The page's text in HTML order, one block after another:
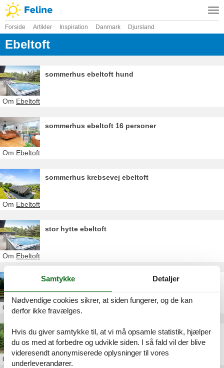
Forside Artikler Inspiration Danmark Djursland
Ebeltoft
sommerhus ebeltoft hund
Om Ebeltoft
sommerhus ebeltoft 16 personer
Om Ebeltoft
sommerhus krebsevej ebeltoft
Om Ebeltoft
stor hytte ebeltoft
Om Ebeltoft
sommerhus hejrevej ebeltoft
Om Ebeltoft
sommerhus ebeltoft uge 31
Om Ebeltoft
Samtykke Detaljer
Nødvendige cookies sikrer, at siden fungerer, og de kan
derfor ikke fravælges.
Hvis du giver samtykke til, at vi må opsamle statistik, hjælper
du os med at forbedre og udvikle siden. I så fald vil der blive
videresendt anonymiserede oplysninger til vores
underleverandører.